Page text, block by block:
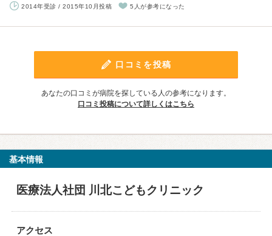
2014年受診 / 2015年10月投稿 5人が参考になった
口コミを投稿
あなたの口コミが病院を探している人の参考になります。
口コミ投稿について詳しくはこちら
基本情報
医療法人社団 川北こどもクリニック
アクセス